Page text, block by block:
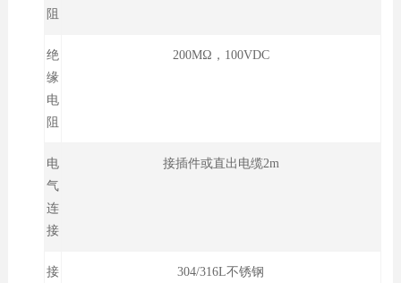
阻
绝
缘
电
阻
200MΩ，100VDC
电
气
连
接
接插件或直出电缆2m
接
304/316L不锈钢